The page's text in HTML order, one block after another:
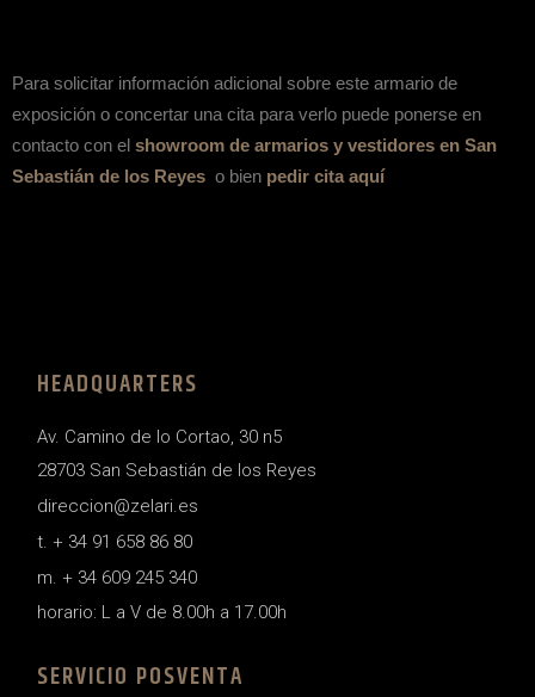
Para solicitar información adicional sobre este armario de
exposición o concertar una cita para verlo puede ponerse en
contacto con el showroom de armarios y vestidores en San
Sebastián de los Reyes o bien pedir cita aquí
HEADQUARTERS
Av. Camino de lo Cortao, 30 n5
28703 San Sebastián de los Reyes
direccion@zelari.es
t. + 34 91 658 86 80
m. + 34 609 245 340
horario: L a V de 8.00h a 17.00h
SERVICIO POSVENTA